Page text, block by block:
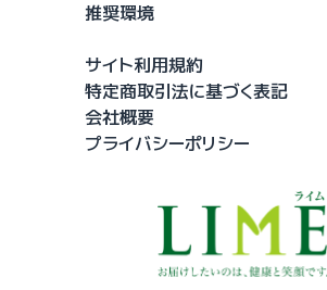
推奨環境
サイト利用規約
特定商取引法に基づく表記
会社概要
プライバシーポリシー